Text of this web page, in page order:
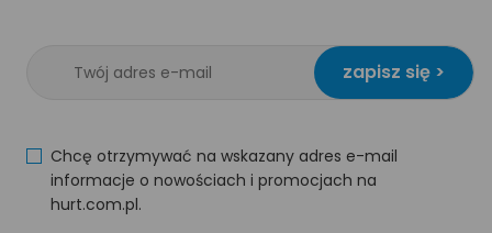
zapisz się >
Chcę otrzymywać na wskazany adres e-mail
informacje o nowościach i promocjach na
hurt.com.pl.